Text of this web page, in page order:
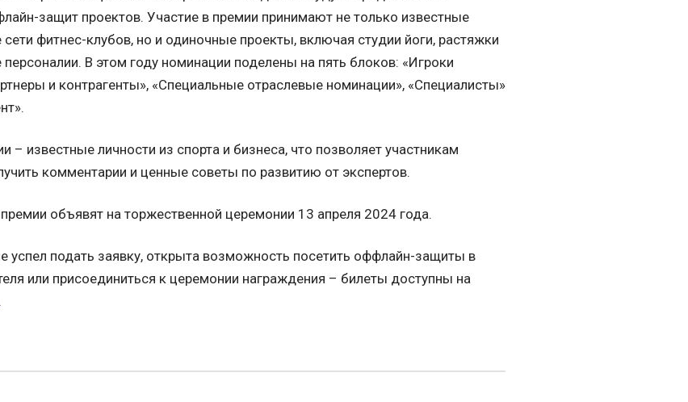
защит проектов. Участие в премии принимают не только известные
фитнес-клубов, но и одиночные проекты, включая студии йоги, растяжки
персоналии. В этом году номинации поделены на пять блоков: «Игроки
и контрагенты», «Специальные отраслевые номинации», «Специалисты»
– известные личности из спорта и бизнеса, что позволяет участникам
комментарии и ценные советы по развитию от экспертов.
объявят на торжественной церемонии 13 апреля 2024 года.
успел подать заявку, открыта возможность посетить оффлайн-защиты в
или присоединиться к церемонии награждения – билеты доступны на
.